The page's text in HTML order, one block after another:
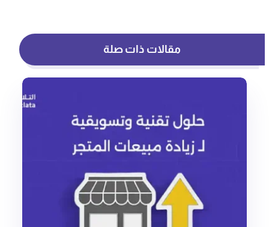
مقالات ذات صلة